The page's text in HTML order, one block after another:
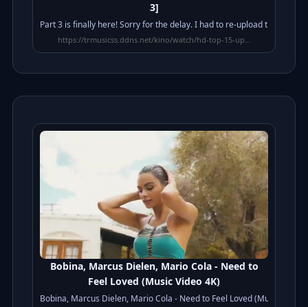
3]
Part 3 is finally here! Sorry for the delay. I had to re-upload this
https://trmusicss.ddns.net/kino/watch/hd-top-15-up...
Bobina, Marcus Dielen, Mario Cola - Need to
Feel Loved (Music Video 4K)
⁣Bobina, Marcus Dielen, Mario Cola - Need to Feel Loved (Music Video